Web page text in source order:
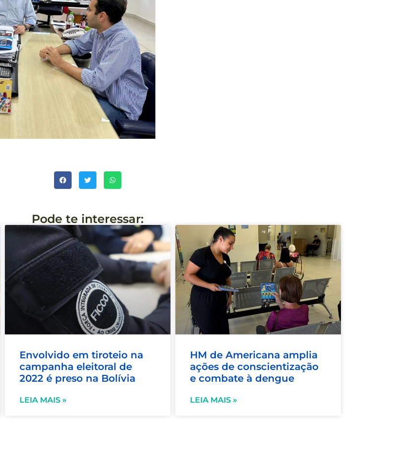
Pode te interessar:
Envolvido em tiroteio na
campanha eleitoral de
2022 é preso na Bolívia
LEIA MAIS »
HM de Americana amplia
ações de conscientização
e combate à dengue
LEIA MAIS »